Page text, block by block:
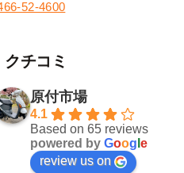
52-4600
クチコミ
原付市場
4.1
Based on 65 reviews
powered by Goog e
review us on